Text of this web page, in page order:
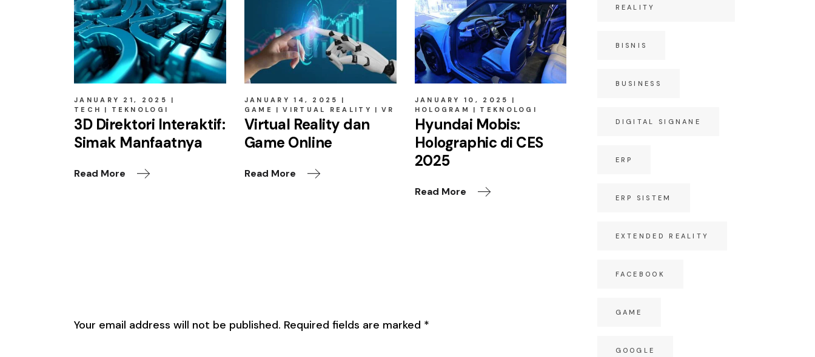
JANUARY 21, 2025
TECH
TEKNOLOGI
3D Direktori Interaktif:
Simak Manfaatnya
Read More
JANUARY 14, 2025
GAME
VIRTUAL REALITY VR
Virtual Reality dan
Game Online
Read More
JANUARY 10, 2025
HOLOGRAM
TEKNOLOGI
Hyundai Mobis:
Holographic di CES
2025
Read More
Your email address will not be published. Required fields are marked *
REALITY
BISNIS
BUSINESS
DIGITAL SIGNANE
ERP
ERP SISTEM
EXTENDED REALITY
FACEBOOK
GAME
GOOGLE